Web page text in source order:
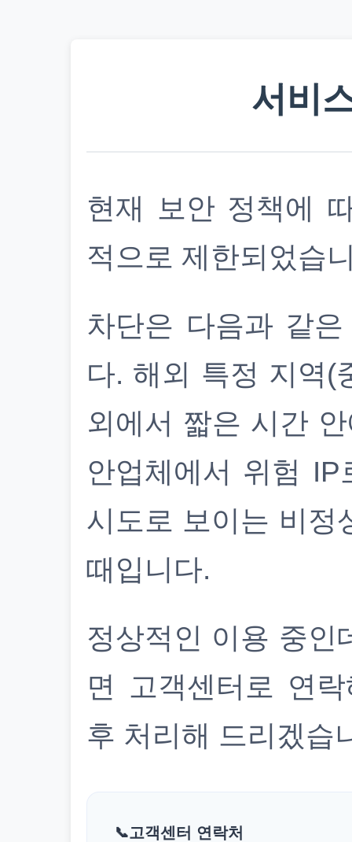
서비
현재 보안 정책에
적으로 제한되었습
차단은 다음과 같
다. 해외 특정 지역(
외에서 짧은 시간
안업체에서 위험
시도로 보이는 비정
때입니다.
정상적인 이용 중인
면 고객센터로 연
후 처리해 드리겠습
고객센터 연락처